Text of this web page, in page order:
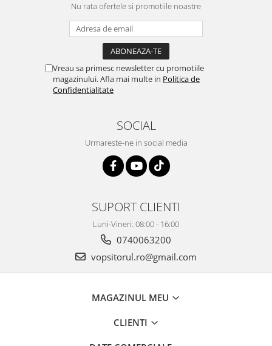
2.11 CORECTIE VOPSEA
Reconditionat suprafete
2.12 POLISHARE
Pasta polish
Nu rata ofertele si promotiile noastre
Vreau sa primesc newsletter cu promotiile
magazinului. Afla mai multe in Politica de
Confidentialitate
SOCIAL
Urmareste-ne in social media
SUPORT CLIENTI
Luni-Vineri: 08:00 - 16:00
0740063200
vopsitorul.ro@gmail.com
MAGAZINUL MEU
CLIENTI